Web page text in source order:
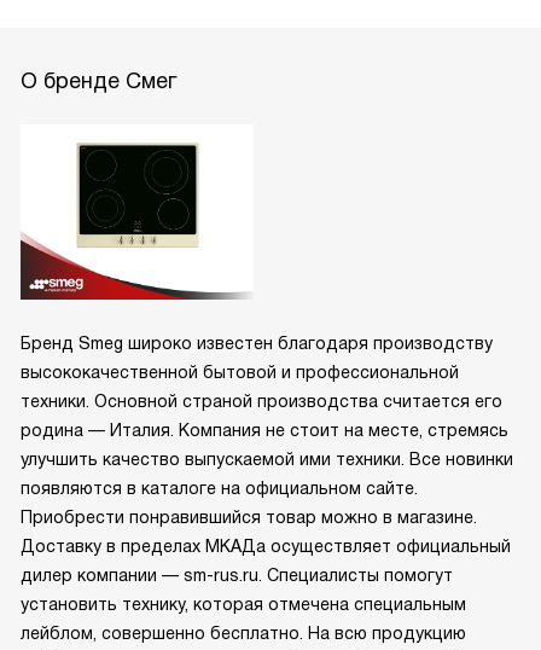
О бренде Смег
Бренд Smeg широко известен благодаря производству
высококачественной бытовой и профессиональной
техники. Основной страной производства считается его
родина — Италия. Компания не стоит на месте, стремясь
улучшить качество выпускаемой ими техники. Все новинки
появляются в каталоге на официальном сайте.
Приобрести понравившийся товар можно в магазине.
Доставку в пределах МКАДа осуществляет официальный
дилер компании — sm-rus.ru. Специалисты помогут
установить технику, которая отмечена специальным
лейблом, совершенно бесплатно. На всю продукцию